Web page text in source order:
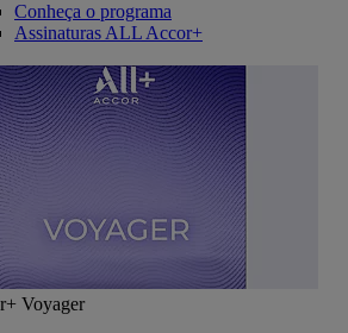
Conheça o programa
Assinaturas ALL Accor+
Voyager